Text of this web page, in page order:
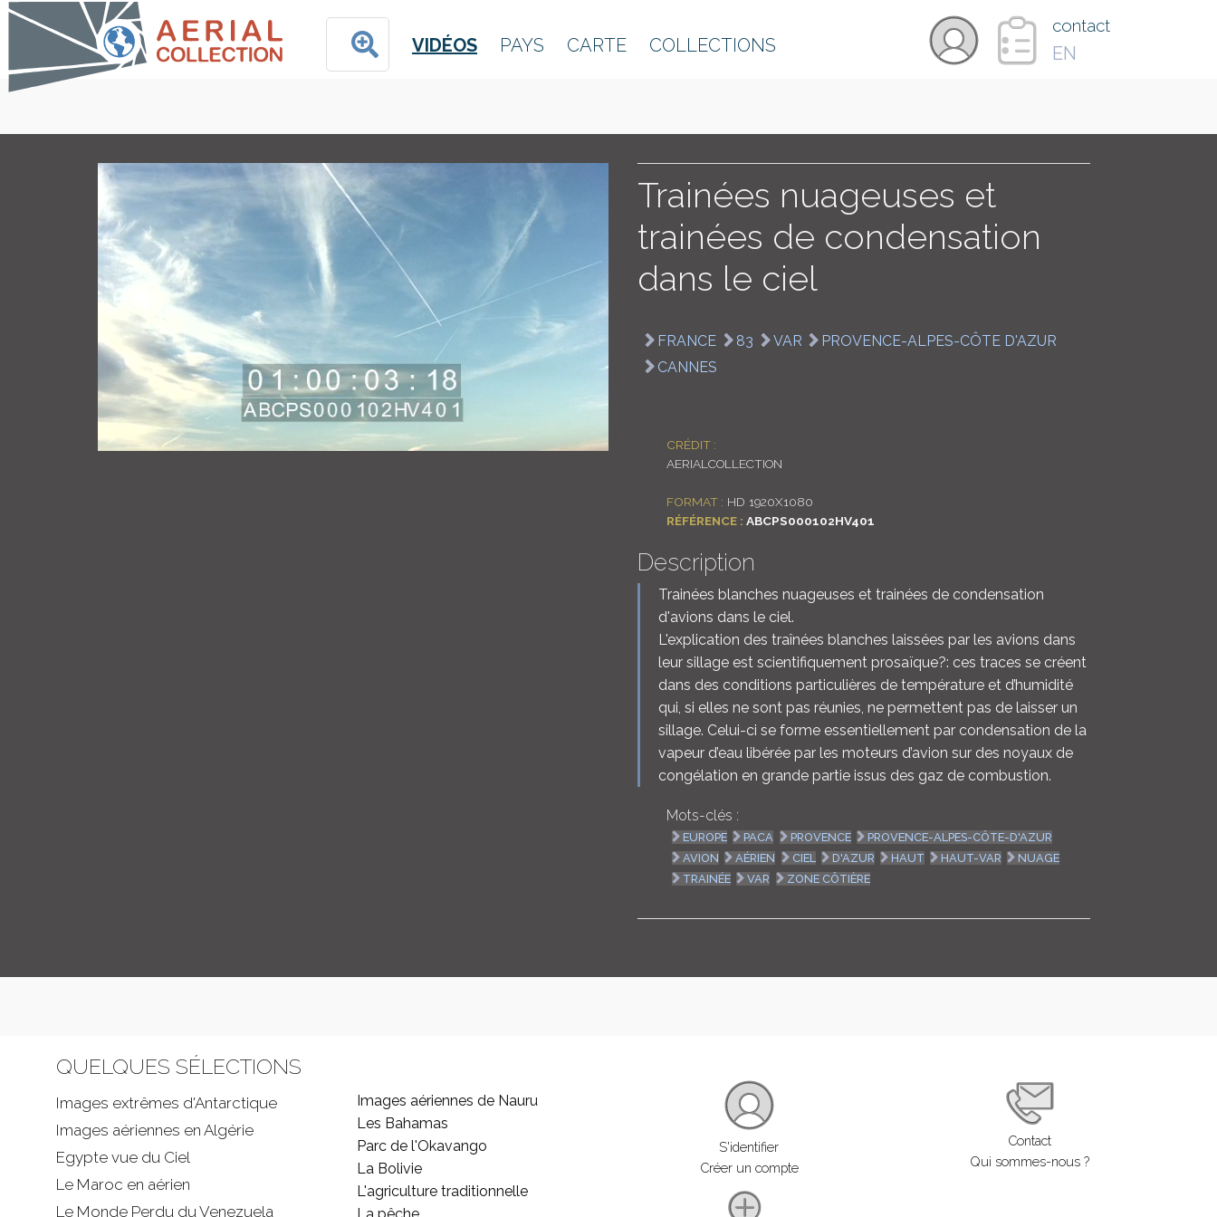
VIDÉOS PAYS CARTE COLLECTIONS
contact
EN
Trainées nuageuses et
trainées de condensation
dans le ciel
FRANCE 83 VAR
PROVENCE-ALPES-CÔTE D'AZUR
CANNES
CRÉDIT :
AERIALCOLLECTION
FORMAT : HD 1920X1080
RÉFÉRENCE : ABCPS000102HV401
Description
Trainées blanches nuageuses et trainées de condensation
d'avions dans le ciel.
L'explication des traînées blanches laissées par les avions dans
leur sillage est scientifiquement prosaïque?: ces traces se créent
dans des conditions particulières de température et d’humidité
qui, si elles ne sont pas réunies, ne permettent pas de laisser un
sillage. Celui-ci se forme essentiellement par condensation de la
vapeur d’eau libérée par les moteurs d’avion sur des noyaux de
congélation en grande partie issus des gaz de combustion.
Mots-clés :
EUROPE PACA PROVENCE
PROVENCE-ALPES-CÔTE-D'AZUR
AVION
AÉRIEN CIEL D'AZUR HAUT HAUT-VAR
NUAGE
TRAINÉE
VAR ZONE CÔTIÈRE
QUELQUES SÉLECTIONS
Images extrêmes d'Antarctique
Images aériennes en Algérie
Egypte vue du Ciel
Le Maroc en aérien
Le Monde Perdu du Venezuela
Images aériennes de Nauru
Les Bahamas
Parc de l'Okavango
La Bolivie
L'agriculture traditionnelle
S'identifier
Créer un compte
Contact
Qui sommes-nous ?